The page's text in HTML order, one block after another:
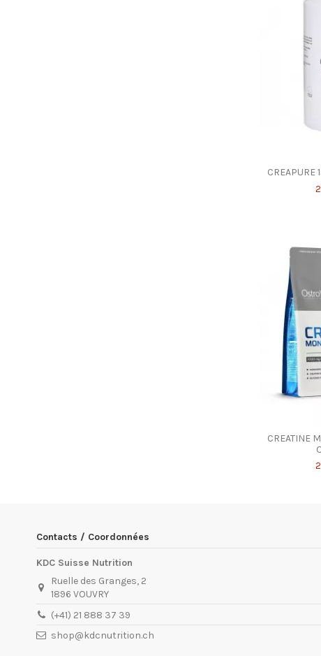
CREAPURE
CREATINE
Contacts / Coordonnées
KDC Suisse Nutrition
Ruelle des Granges, 2
1896 VOUVRY
(+41) 21 888 37 39
shop@kdcnutrition.ch